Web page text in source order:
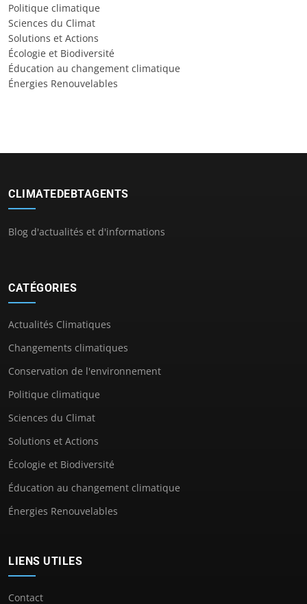
Politique climatique
Sciences du Climat
Solutions et Actions
Écologie et Biodiversité
Éducation au changement climatique
Énergies Renouvelables
CLIMATEDEBTAGENTS
Blog d'actualités et d'informations
CATÉGORIES
Actualités Climatiques
Changements climatiques
Conservation de l'environnement
Politique climatique
Sciences du Climat
Solutions et Actions
Écologie et Biodiversité
Éducation au changement climatique
Énergies Renouvelables
LIENS UTILES
Contact